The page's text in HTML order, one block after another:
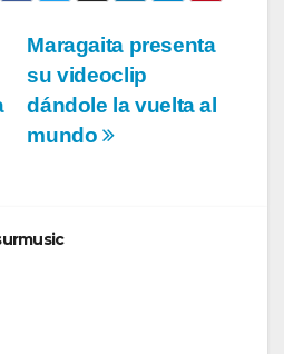
Maragaita presenta
su videoclip
dándole la vuelta al
mundo